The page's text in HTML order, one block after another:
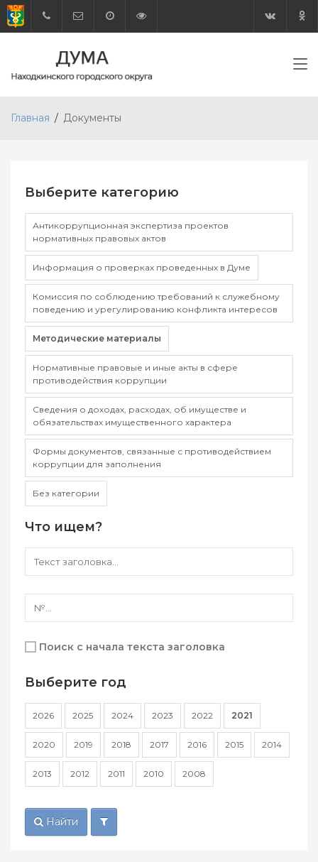
Главная Документы
Выберите категорию
Антикоррупционная экспертиза проектов
нормативных правовых актов
Информация о проверках проведенных в Думе
Комиссия по соблюдению требований к служебному
поведению и урегулированию конфликта интересов
Методические материалы
Нормативные правовые и иные акты в сфере
противодействия коррупции
Сведения о доходах, расходах, об имуществе и
обязательствах имущественного характера
Формы документов, связанные с противодействием
коррупции для заполнения
Без категории
Что ищем?
Поиск с начала текста заголовка
Выберите год
2026 2025 2024 2023 2022 2021
2020 2019 2018 2017 2016 2015 2014
2013 2012 2011 2010 2008
Найти